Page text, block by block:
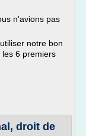
n'avions pas
notre bon
6 premiers
droit de